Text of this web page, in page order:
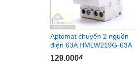
Aptomat chuyển 2 nguồn
điện 63A HMLW219G-63A
129.000₫
129.000₫